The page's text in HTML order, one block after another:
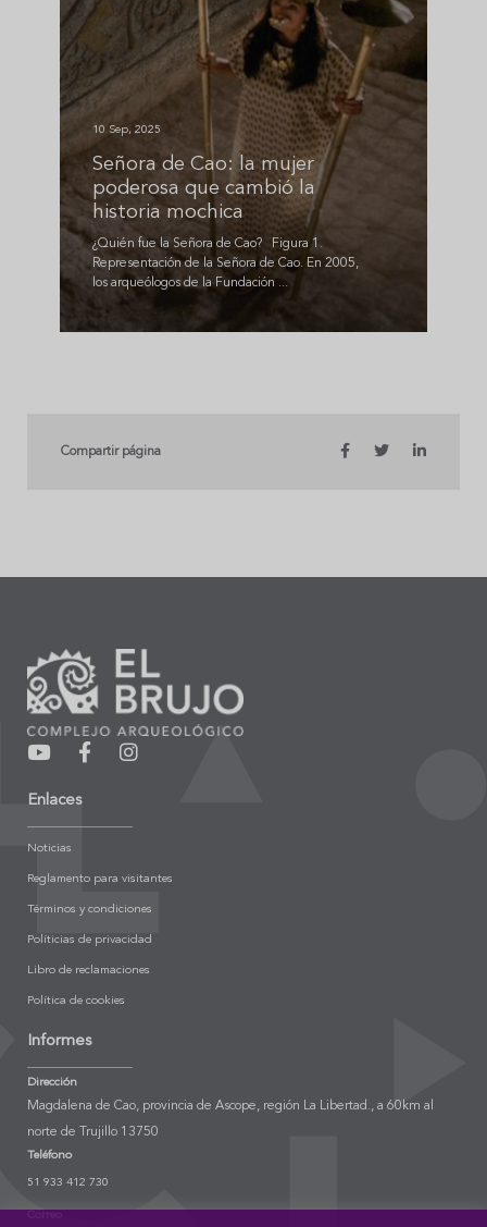
10 Sep, 2025
Señora de Cao: la mujer
poderosa que cambió la
historia mochica
¿Quién fue la Señora de Cao? Figura 1.
Representación de la Señora de Cao. En 2005,
los arqueólogos de la Fundación ...
Compartir página
Enlaces
Noticias
Reglamento para visitantes
Términos y condiciones
Políticias de privacidad
Libro de reclamaciones
Política de cookies
Informes
Dirección
Magdalena de Cao, provincia de Ascope, región La Libertad., a 60km al
norte de Trujillo 13750
Teléfono
51 933 412 730